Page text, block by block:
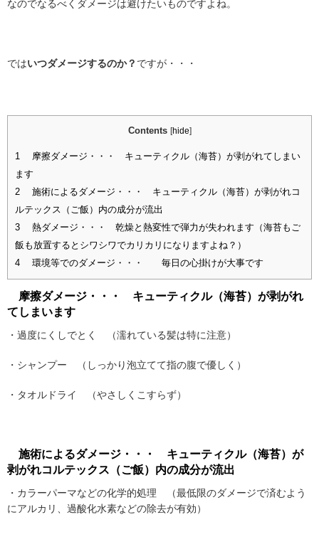
なのでなるべくダメージは避けたいものですよね。
ではいつダメージするのか？ ですが・・・
Contents [hide]
1 摩擦ダメージ・・・ キューティクル（海苔）が剥がれてしまい
ます
2 施術によるダメージ・・・ キューティクル（海苔）が剥がれコ
ルテックス（ご飯）内の成分が流出
3 熱ダメージ・・・ 乾燥と熱変性で弾力が失われます（海苔もご
飯も放置するとシワシワでカリカリになりますよね？）
4 環境等でのダメージ・・・ 毎日の心掛けが大事です
摩擦ダメージ・・・ キューティクル（海苔）が剥がれ
てしまいます
・過度にくしでとく （濡れている髪は特に注意）
・シャンプー （しっかり泡立てて指の腹で優しく）
・タオルドライ （やさしくこすらず）
施術によるダメージ・・・ キューティクル（海苔）が
剥がれコルテックス（ご飯）内の成分が流出
・カラーパーマなどの化学的処理 （最低限のダメージで済むよう
にアルカリ、過酸化水素などの除去が有効）